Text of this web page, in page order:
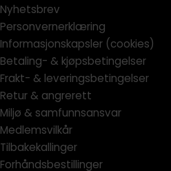
Nyhetsbrev
Personvernerklæring
Informasjonskapsler (cookies)
Betaling- & kjøpsbetingelser
Frakt- & leveringsbetingelser
Retur & angrerett
Miljø & samfunnsansvar
Medlemsvilkår
Tilbakekallinger
Forhåndsbestillinger